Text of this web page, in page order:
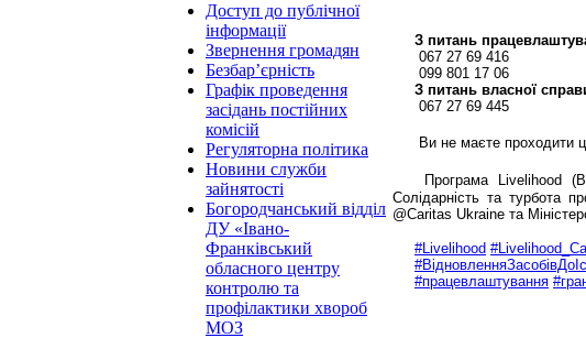
Доступ до публічної
інформації
Звернення громадян
Безбар’єрність
Графік проведення
засідань постійних
комісій
Регуляторна політика
Новини служби
зайнятості
Богородчанський відділ
ДУ «Івано-
Франківський
обласного центру
контролю та
профілактики хвороб
МОЗ
З питань
067 27 69 416
099 801 17 06
З питань власної
067 27 69 445
Ви не маєте проходити
Програма Livelihood
Солідарність та турбота
@Caritas Ukraine та
#Livelihood
#працевлаштування